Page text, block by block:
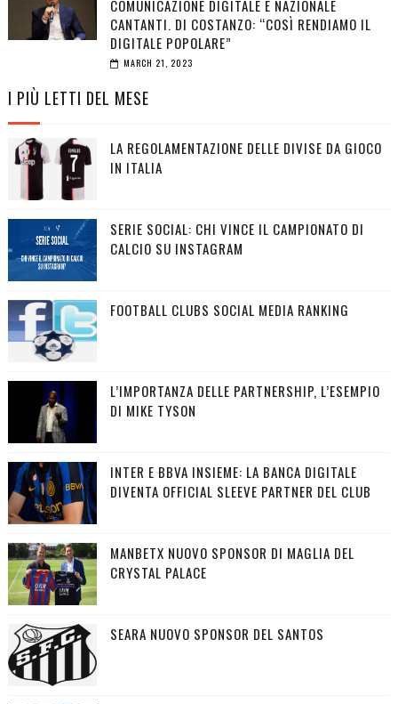
COMUNICAZIONE DIGITALE E NAZIONALE
CANTANTI. DI COSTANZO: “COSÌ RENDIAMO IL
DIGITALE POPOLARE”
MARCH 21, 2023
I PIÙ LETTI DEL MESE
LA REGOLAMENTAZIONE DELLE DIVISE DA GIOCO
IN ITALIA
SERIE SOCIAL: CHI VINCE IL CAMPIONATO DI
CALCIO SU INSTAGRAM
FOOTBALL CLUBS SOCIAL MEDIA RANKING
L’IMPORTANZA DELLE PARTNERSHIP, L’ESEMPIO
DI MIKE TYSON
INTER E BBVA INSIEME: LA BANCA DIGITALE
DIVENTA OFFICIAL SLEEVE PARTNER DEL CLUB
MANBETX NUOVO SPONSOR DI MAGLIA DEL
CRYSTAL PALACE
SEARA NUOVO SPONSOR DEL SANTOS